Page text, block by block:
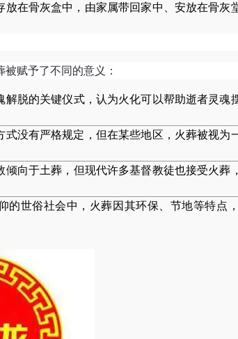
放在骨灰盒中，由家属带回家中、安放在骨灰
赋予了不同的意义：
解脱的关键仪式，认为火化可以帮助逝者灵魂
式没有严格规定，但在某些地区，火葬被视为
倾向于土葬，但现代许多基督教徒也接受火葬
的世俗社会中，火葬因其环保、节地等特点